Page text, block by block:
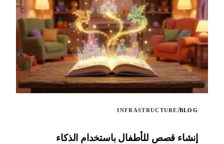
BLOG
/
INFRASTRUCTURE
إنشاء قصص للأطفال باستخدام الذكاء